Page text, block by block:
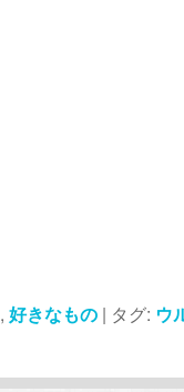
,好きなもの | タグ: ウ